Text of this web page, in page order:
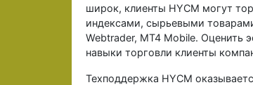
широк, клиенты HYCM могут
индексами, сырьевыми
Webtrader, MT4 Mobile. Оценить
навыки торговли клиенты
Техподдержка HYCM